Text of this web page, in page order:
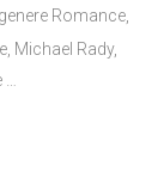
Romance,
Michael Rady,